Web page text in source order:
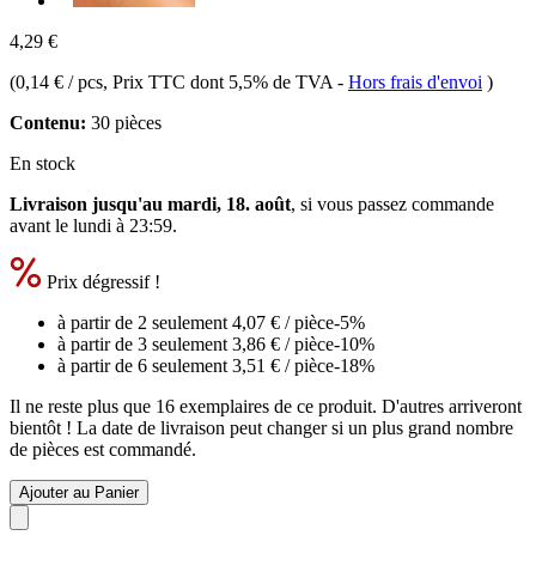
4,29 €
(0,14 € / pcs, Prix TTC dont 5,5% de TVA - Hors frais d'envoi )
Contenu: 30 pièces
En stock
Livraison jusqu'au mardi, 18. août, si vous passez commande
avant le lundi à 23:59.
Prix dégressif !
à partir de 2 seulement 4,07 € / pièce-5%
à partir de 3 seulement 3,86 € / pièce-10%
à partir de 6 seulement 3,51 € / pièce-18%
Il ne reste plus que 16 exemplaires de ce produit. D'autres arriveront
bientôt ! La date de livraison peut changer si un plus grand nombre
de pièces est commandé.
Ajouter au Panier